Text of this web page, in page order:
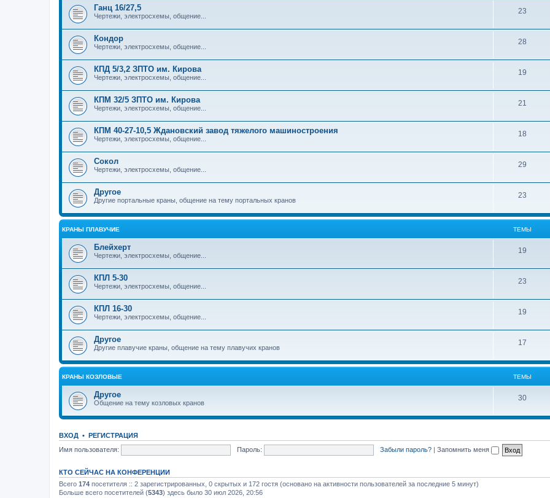
Ганц 16/27,5
Чертежи, электросхемы, общение...
23
Кондор
Чертежи, электросхемы, общение...
28
КПД 5/3,2 ЗПТО им. Кирова
Чертежи, электросхемы, общение...
19
КПМ 32/5 ЗПТО им. Кирова
Чертежи, электросхемы, общение...
21
КПМ 40-27-10,5 Ждановский завод тяжелого машиностроения
Чертежи, электросхемы, общение...
18
Сокол
Чертежи, электросхемы, общение...
29
Другое
Другие портальные краны, общение на тему портальных кранов
23
КРАНЫ ПЛАВУЧИЕ ТЕМЫ
Блейхерт
Чертежи, электросхемы, общение...
19
КПЛ 5-30
Чертежи, электросхемы, общение...
23
КПЛ 16-30
Чертежи, электросхемы, общение...
19
Другое
Другие плавучие краны, общение на тему плавучих кранов
17
КРАНЫ КОЗЛОВЫЕ ТЕМЫ
Другое
Общение на тему козловых кранов
30
ВХОД • РЕГИСТРАЦИЯ
Имя пользователя:
Пароль: Забыли пароль? | Запомнить меня
КТО СЕЙЧАС НА КОНФЕРЕНЦИИ
Всего 174 посетителя :: 2 зарегистрированных, 0 скрытых и 172 гостя (основано на активности пользователей за последние 5 минут)
Больше всего посетителей (5343) здесь было 30 июл 2026, 20:56